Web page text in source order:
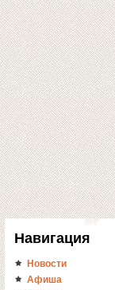
Навигация
Новости
Афиша